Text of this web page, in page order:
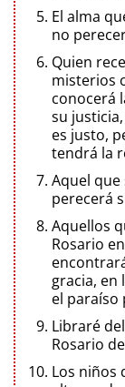
El alma
no
Quien
misterios
conocerá
su
es justo,
tendrá la
Aquel
perecerá
Aquellos
Rosario
gracia, en
el paraíso
Libraré
Rosario
Los niños